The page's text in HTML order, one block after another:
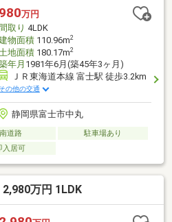
・徒歩10分！◎ローソンまで約
ンまで約2.1Km・車で6分！◎広
980万円
取り 4LDK
物面積110.96m2
地面積180.17m2
年月 1981年6月(築45年3ヶ月)
ＪＲ東海道本線 富士駅 徒歩3.2km
その他の交通
静岡県富士市中丸
南道路
駐車場あり
入居可
万円 1LDK